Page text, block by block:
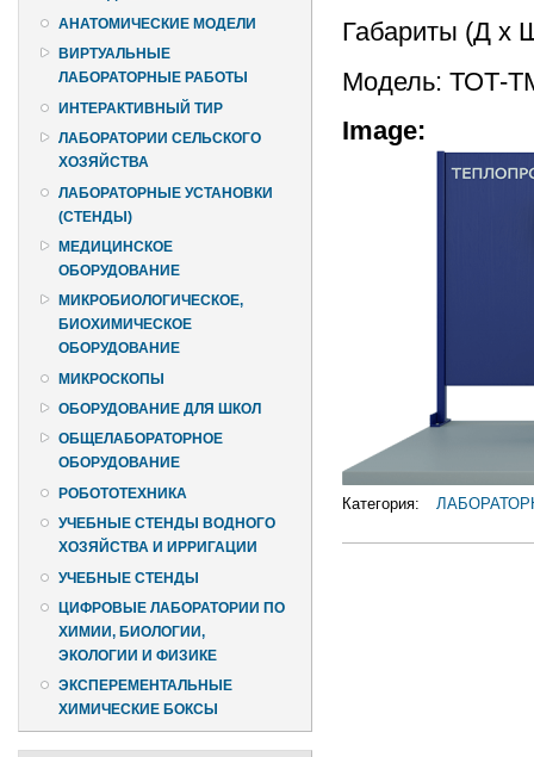
АНАТОМИЧЕСКИЕ МОДЕЛИ
ВИРТУАЛЬНЫЕ
ЛАБОРАТОРНЫЕ РАБОТЫ
ИНТЕРАКТИВНЫЙ ТИР
ЛАБОРАТОРИИ СЕЛЬСКОГО
ХОЗЯЙСТВА
ЛАБОРАТОРНЫЕ УСТАНОВКИ
(СТЕНДЫ)
МЕДИЦИНСКОЕ
ОБОРУДОВАНИЕ
МИКРОБИОЛОГИЧЕСКОЕ,
БИОХИМИЧЕСКОЕ
ОБОРУДОВАНИЕ
МИКРОСКОПЫ
ОБОРУДОВАНИЕ ДЛЯ ШКОЛ
ОБЩЕЛАБОРАТОРНОЕ
ОБОРУДОВАНИЕ
РОБОТОТЕХНИКА
УЧЕБНЫЕ СТЕНДЫ ВОДНОГО
ХОЗЯЙСТВА И ИРРИГАЦИИ
УЧЕБНЫЕ СТЕНДЫ
ЦИФРОВЫЕ ЛАБОРАТОРИИ ПО
ХИМИИ, БИОЛОГИИ,
ЭКОЛОГИИ И ФИЗИКЕ
ЭКСПЕРЕМЕНТАЛЬНЫЕ
ХИМИЧЕСКИЕ БОКСЫ
Габариты (Д х
Модель: ТОТ-
Image:
Категория: